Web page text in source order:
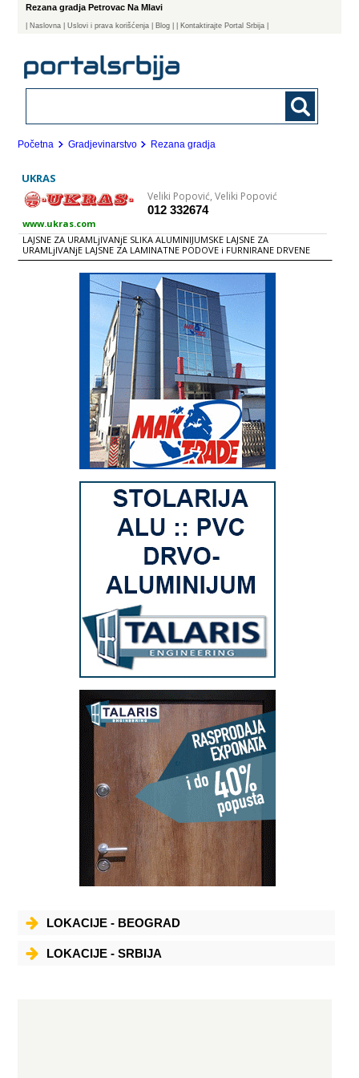
Rezana gradja Petrovac Na Mlavi
Naslovna | Uslovi i prava korišćenja Blog | Kontaktirajte Portal Srbija |
Početna Gradjevinarstvo Rezana gradja
UKRAS
Veliki Popović, Veliki Popović
012 332674
www.ukras.com
LAJSNE ZA URAMLjIVANjE SLIKA ALUMINIJUMSKE LAJSNE ZA
URAMLjIVANjE LAJSNE ZA LAMINATNE PODOVE i FURNIRANE DRVENE
LAJSNE LAJSNE ZA KUHINjE i PLAKARE OVALNI RAMOVI ZIDNE OBLOGE -
PERLINA DRVENE GARNIŠNE LAJSNE ZA GRAĐEVINARSTVO USLUGE
FARBANjA, BAJCOVANjA i LAKIRANjA PONUDA DRVENE GRAĐE PONUDA
MAŠINA i PRIBORA UNUTRAŠNjA VRATA
LOKACIJE - BEOGRAD
LOKACIJE - SRBIJA